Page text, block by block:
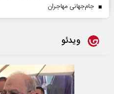
جام‌جهانی مهاجران
ویدئو